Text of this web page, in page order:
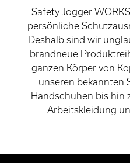
Safety Jogger
persönliche
Deshalb sind wir
brandneue
ganzen Körper von
unseren bekannten
Handschuhen bis hin
Arbeitskleidung